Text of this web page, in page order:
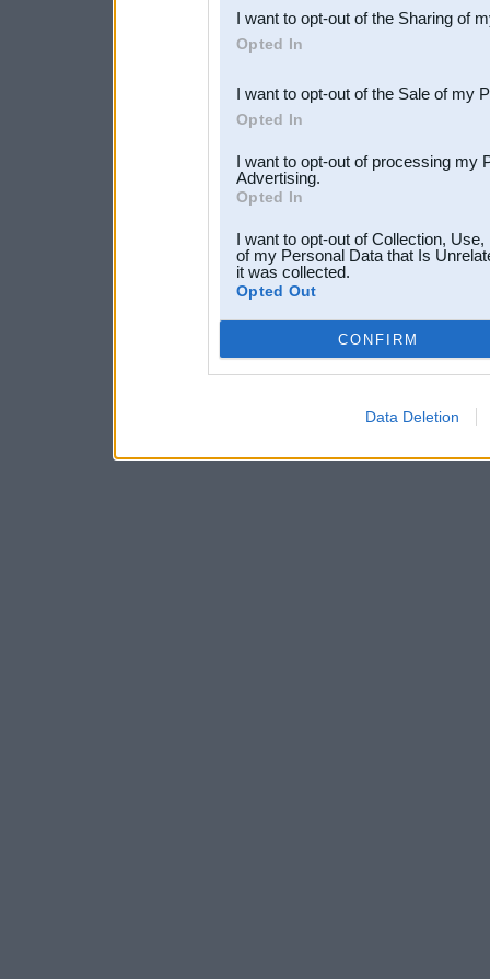
Downstream Participants
third parties.
I want to opt-out of the Sharing of
Opted In
I want to opt-out of the Sale of my
Opted In
I want to opt-out of processing my
Advertising.
Opted In
I want to opt-out of Collection,
of my Personal Data that Is
it was collected.
Opted Out
CONFIRM
Data Deletion